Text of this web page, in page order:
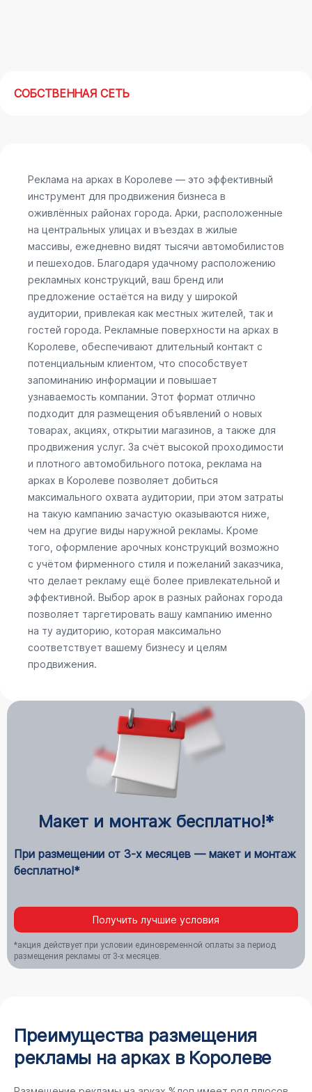
СОБСТВЕННАЯ СЕТЬ
Реклама на арках в Королеве — это эффективный
инструмент для продвижения бизнеса в
оживлённых районах города. Арки, расположенные
на центральных улицах и въездах в жилые
массивы, ежедневно видят тысячи автомобилистов
и пешеходов. Благодаря удачному расположению
рекламных конструкций, ваш бренд или
предложение остаётся на виду у широкой
аудитории, привлекая как местных жителей, так и
гостей города. Рекламные поверхности на арках в
Королеве, обеспечивают длительный контакт с
потенциальным клиентом, что способствует
запоминанию информации и повышает
узнаваемость компании. Этот формат отлично
подходит для размещения объявлений о новых
товарах, акциях, открытии магазинов, а также для
продвижения услуг. За счёт высокой проходимости
и плотного автомобильного потока, реклама на
арках в Королеве позволяет добиться
максимального охвата аудитории, при этом затраты
на такую кампанию зачастую оказываются ниже,
чем на другие виды наружной рекламы. Кроме
того, оформление арочных конструкций возможно
с учётом фирменного стиля и пожеланий заказчика,
что делает рекламу ещё более привлекательной и
эффективной. Выбор арок в разных районах города
позволяет таргетировать вашу кампанию именно
на ту аудиторию, которая максимально
соответствует вашему бизнесу и целям
продвижения.
Макет и монтаж бесплатно!*
При размещении от 3-х месяцев — макет и монтаж
бесплатно!*
Получить лучшие условия
*акция действует при условии единовременной оплаты за период
размещения рекламы от 3-х месяцев.
Преимущества размещения
рекламы на арках в Королеве